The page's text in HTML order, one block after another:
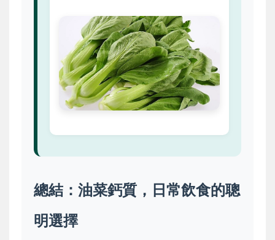
總結：油菜鈣質，日常飲食的聰
明選擇